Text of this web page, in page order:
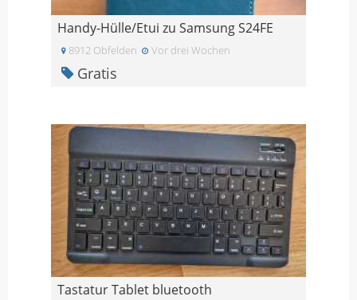
Handy-Hülle/Etui zu Samsung S24FE
8912 Obfelden Vor drei Wochen
Gratis
Tastatur Tablet bluetooth